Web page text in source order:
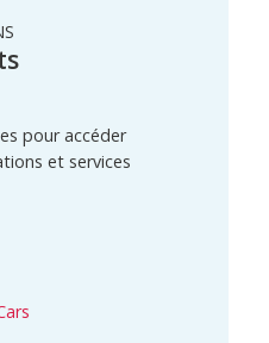
pour accéder
et services